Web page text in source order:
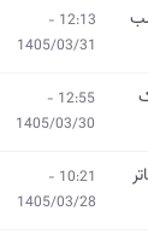
12:13 -
1405/03/31
12:55 -
1405/03/30
10:21 -
1405/03/28